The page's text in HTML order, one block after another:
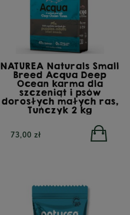
NATUREA Naturals Small
Breed Acqua Deep
Ocean karma dla
szczeniąt i psów
dorosłych małych ras,
Tuńczyk 2 kg
73,00 zł